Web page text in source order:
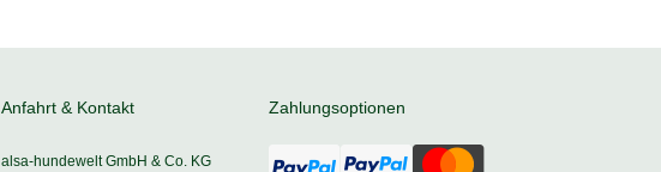
Anfahrt & Kontakt
alsa-hundewelt GmbH & Co. KG
Zahlungsoptionen